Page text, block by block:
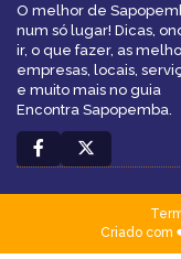
O melhor de
num só lugar! Dicas,
ir, o que fazer, as
empresas, locais,
e muito mais no guia
Encontra Sapopemba.
Criado com